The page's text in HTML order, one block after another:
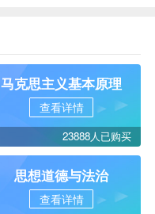
马克思主义基本原理
查看详情
23888人已购买
思想道德与法治
查看详情